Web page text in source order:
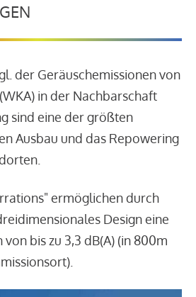
der Geräuschemissionen von
in der Nachbarschaft
sind eine der größten
Ausbau und das Repowering
ermöglichen durch
Design eine
bis zu 3,3 dB(A) (in 800m